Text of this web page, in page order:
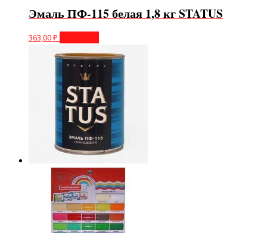
Эмаль ПФ-115 белая 1,8 кг STATUS
363,00₽